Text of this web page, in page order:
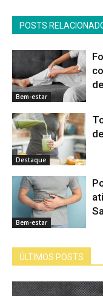
POSTS
Bem-estar
Destaque
Bem-estar
ÚLTIMOS POSTS